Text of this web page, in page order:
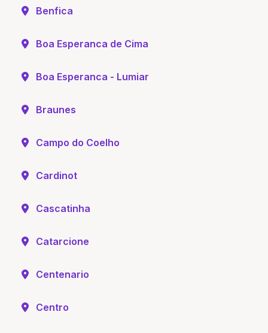
Benfica
Boa Esperanca de Cima
Boa Esperanca - Lumiar
Braunes
Campo do Coelho
Cardinot
Cascatinha
Catarcione
Centenario
Centro